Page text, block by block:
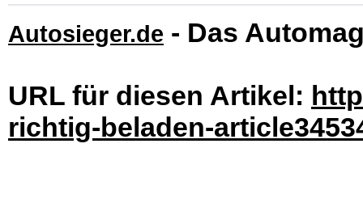
Autosieger.de - Das
URL für diesen Artikel:
richtig-beladen-